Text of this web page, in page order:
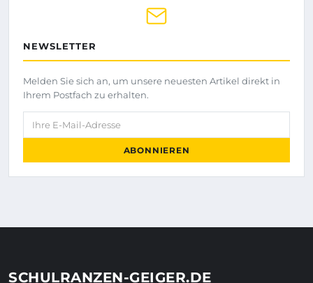
NEWSLETTER
Melden Sie sich an, um unsere neuesten Artikel direkt in
Ihrem Postfach zu erhalten.
Ihre E-Mail-Adresse
ABONNIEREN
SCHULRANZEN-GEIGER.DE